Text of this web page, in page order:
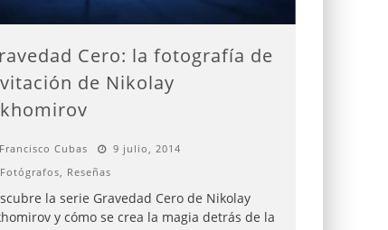
Cero: la fotografía de
de Nikolay
Francisco Cubas
9 julio, 2014
Fotógrafos
Reseñas
la serie Gravedad Cero de Nikolay
y cómo se crea la magia detrás de la